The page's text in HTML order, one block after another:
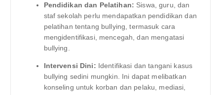
Pendidikan dan Pelatihan: Siswa, guru, dan
staf sekolah perlu mendapatkan pendidikan dan
pelatihan tentang bullying, termasuk cara
mengidentifikasi, mencegah, dan mengatasi
bullying.
Intervensi Dini: Identifikasi dan tangani kasus
bullying sedini mungkin. Ini dapat melibatkan
konseling untuk korban dan pelaku, mediasi,